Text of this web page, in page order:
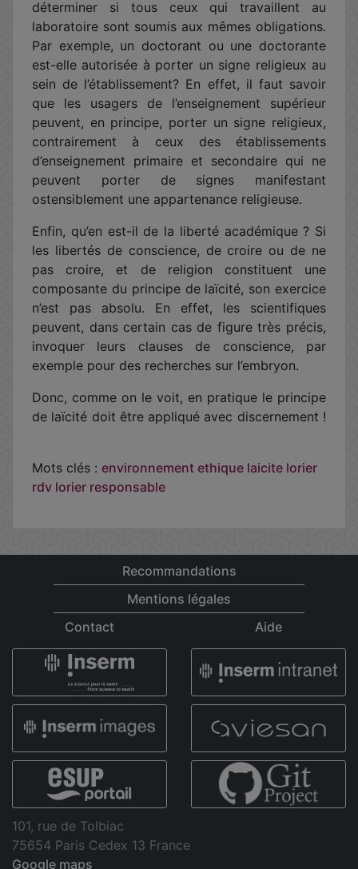
déterminer si tous ceux qui travaillent au
laboratoire sont soumis aux mêmes obligations.
Par exemple, un doctorant ou une doctorante
est-elle autorisée à porter un signe religieux au
sein de l’établissement? En effet, il faut savoir
que les usagers de l’enseignement supérieur
peuvent, en principe, porter un signe religieux,
contrairement à ceux des établissements
d’enseignement primaire et secondaire qui ne
peuvent porter de signes manifestant
ostensiblement une appartenance religieuse.
Enfin, qu’en est-il de la liberté académique ? Si
les libertés de conscience, de croire ou de ne
pas croire, et de religion constituent une
composante du principe de laïcité, son exercice
n’est pas absolu. En effet, les scientifiques
peuvent, dans certain cas de figure très précis,
invoquer leurs clauses de conscience, par
exemple pour des recherches sur l’embryon.
Donc, comme on le voit, en pratique le principe
de laïcité doit être appliqué avec discernement !
Mots clés : environnement ethique laicite lorier
rdv lorier responsable
Recommandations
Mentions légales
Contact
Aide
101, rue de Tolbiac
75654 Paris Cedex 13 France
Google maps